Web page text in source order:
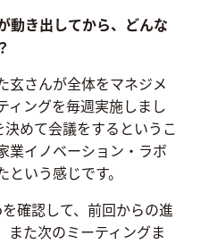
き出してから、どんな
玄さんが全体をマネジメ
ィングを毎週実施しまし
めて会議をするというこ
業イノベーション・ラボ
いう感じです。
確認して、前回からの進
また次のミーティングま